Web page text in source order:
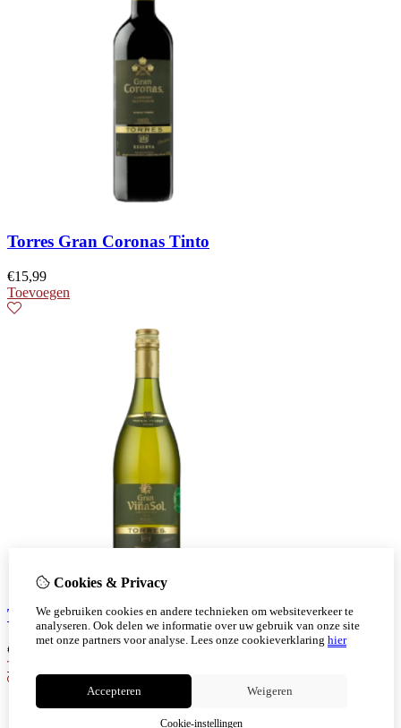
Torres Gran Coronas Tinto
€15,99
Toevoegen
Torres Gran Vina Sol Chardonnay
€
Toevoegen
Cookies & Privacy
We gebruiken cookies en andere technieken om websiteverkeer te
analyseren. Ook delen we informatie over uw gebruik van onze site
met onze partners voor analyse. Lees onze cookieverklaring hier
Accepteren Weigeren
Cookie-instellingen